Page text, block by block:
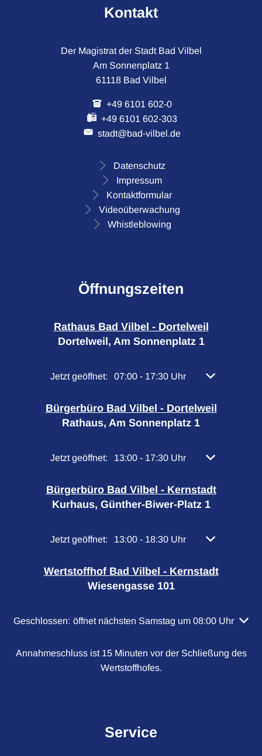
Kontakt
Der Magistrat der Stadt Bad Vilbel
Am Sonnenplatz 1
61118 Bad Vilbel
+49 6101 602-0
+49 6101 602-303
stadt@bad-vilbel.de
Datenschutz
Impressum
Kontaktformular
Videoüberwachung
Whistleblowing
Öffnungszeiten
Rathaus Bad Vilbel - Dortelweil
Dortelweil, Am Sonnenplatz 1
Klicken, um weitere Öffnungs- oder Schließzeiten
Jetzt geöffnet: 07:00 - 17:30 Uhr Von 07:00 bis
Bürgerbüro Bad Vilbel - Dortelweil
Rathaus, Am Sonnenplatz 1
Klicken, um weitere Öffnungs- oder Schließzeiten
Jetzt geöffnet: 13:00 - 17:30 Uhr Von 13:00 bis
Bürgerbüro Bad Vilbel - Kernstadt
Kurhaus, Günther-Biwer-Platz 1
Klicken, um weitere Öffnungs- oder Schließzeiten
Jetzt geöffnet: 13:00 - 18:30 Uhr Von 13:00 bis
Wertstoffhof Bad Vilbel - Kernstadt
Wiesengasse 101
Klicken, um weitere Öffnungs- oder Schließzeiten
Geschlossen: öffnet nächsten Samstag um 08:00 Uhr
Annahmeschluss ist 15 Minuten vor der Schließung des
Wertstoffhofes.
Service